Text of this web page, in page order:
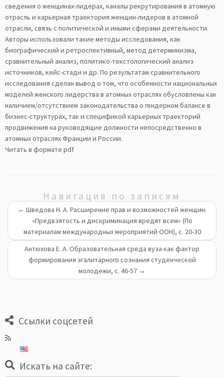
сведения о женщинах-лидерах, каналы рекрутирования в атомную
отрасль и карьерная траектория женщин-лидеров в атомной
отрасли, связь с политической и иными сферами деятельности.
Авторы использовали такие методы исследования, как
биографический и ретроспективный, метод детерминизма,
сравнительный анализ, политико-текстологический анализ
источников, кейс-стади и др. По результатам сравнительного
исследования сделан вывод о том, что особенности национальных
моделей женского лидерства в атомных отраслях обусловлены как
наличием/отсутствием законодательства о гендерном балансе в
бизнес-структурах, так и спецификой карьерных траекторий
продвижения на руководящие должности непосредственно в
атомных отраслях Франции и России.
Читать в формате pdf
Навигация по записям
← Шведова Н. А. Расширение прав и возможностей женщин:
«Предвзятость и дискриминация вредят всем» (По
материалам международных мероприятий ООН), с. 20-30
Антюхова Е. А. Образовательная среда вуза как фактор
формирования эгалитарного сознания студенческой
молодежи, с. 46-57 →
Ссылки соцсетей
Искать на сайте: